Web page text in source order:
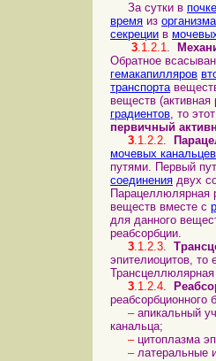
За сутки в почке
время из организма
секреции в
3.1.2.1.
Обратное
гемакапилляров
транспорта
веществ (активная
градиентов, то этот
первичный
3.1.2.2.
мочевых канальцев
путями. Первый
соединения двух
Парацеллюлярная
веществ вместе с
для данного
реабсорбции.
3.1.2.3.
эпителиоцитов,
3.1.2.4.
реабсорбционного
–апикальный
канальца;
–цитоплазма
–латеральные